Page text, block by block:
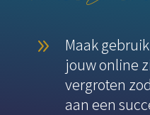
9
Maak
jouw online
vergroten
aan een